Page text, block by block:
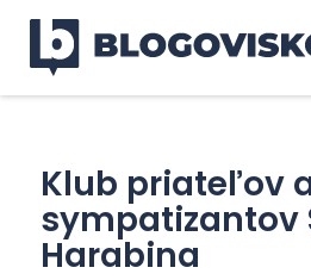
Klub priateľov
sympatizantov
Harabina